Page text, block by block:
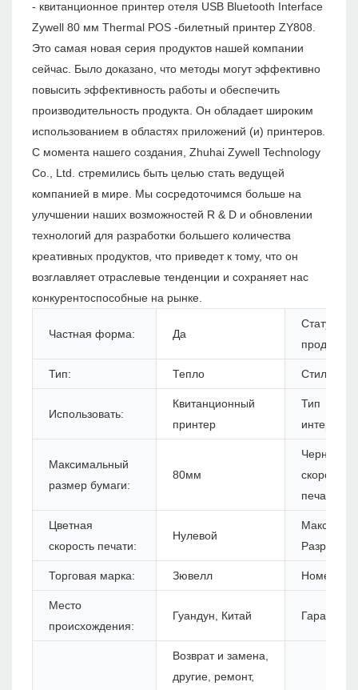
- квитанционное принтер отеля USB Bluetooth Interface
Zywell 80 мм Thermal POS -билетный принтер ZY808.
Это самая новая серия продуктов нашей компании
сейчас. Было доказано, что методы могут эффективно
повысить эффективность работы и обеспечить
производительность продукта. Он обладает широким
использованием в областях приложений (и) принтеров.
С момента нашего создания, Zhuhai Zywell Technology
Co., Ltd. стремились быть целью стать ведущей
компанией в мире. Мы сосредоточимся больше на
улучшении наших возможностей R & D и обновлении
технологий для разработки большего количества
креативных продуктов, что приведет к тому, что он
возглавляет отраслевые тенденции и сохраняет нас
конкурентоспособные на рынке.
Частная форма: Да
Статус
продуктов:
Тип: Тепло Стиль:
Использовать:
Квитанционный
принтер
Тип
Максимальный
размер бумаги:
80мм
Черная
скорость
печати:
Цветная
скорость печати:
Нулевой
Максимум
Торговая марка: Зювелл Номер
Место
происхождения:
Гуандун, Китай Гарантия
Возврат и замена,
другие, ремонт,